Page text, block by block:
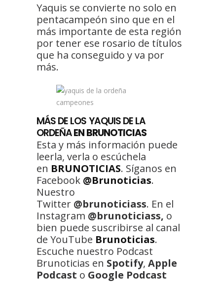
Yaquis se convierte no solo en
pentacampeón sino que en el
más importante de esta región
por tener ese rosario de títulos
que ha conseguido y va por
más.
MÁS DE LOS YAQUIS DE LA
ORDEÑAEN BRUNOTICIAS
Esta y más información puede
leerla, verla o escúchela
en BRUNOTICIAS. Síganos en
Facebook @Brunoticias.
Nuestro
Twitter @brunoticiass. En el
Instagram @brunoticiass, o
bien puede suscribirse al canal
de YouTube Brunoticias.
Escuche nuestro Podcast
Brunoticias en Spotify, Apple
Podcast o Google Podcast